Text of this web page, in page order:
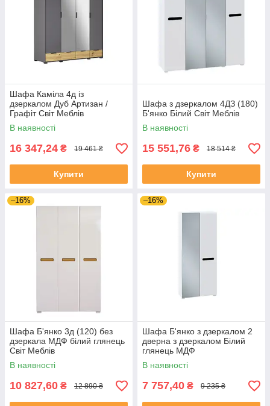
Шафа Каміла 4д із
дзеркалом Дуб Артизан /
Графіт Світ Меблів
В наявності
16 347,24 ₴ 19 461 ₴
Купити
Шафа з дзеркалом 4ДЗ (180)
Б'янко Білий Світ Меблів
В наявності
15 551,76 ₴ 18 514 ₴
Купити
–16%
Шафа Б'янко 3д (120) без
дзеркала МДФ білий глянець
Світ Меблів
В наявності
10 827,60 ₴ 12 890 ₴
–16%
Шафа Б'янко з дзеркалом 2
дверна з дзеркалом Білий
глянець МДФ
В наявності
7 757,40 ₴ 9 235 ₴